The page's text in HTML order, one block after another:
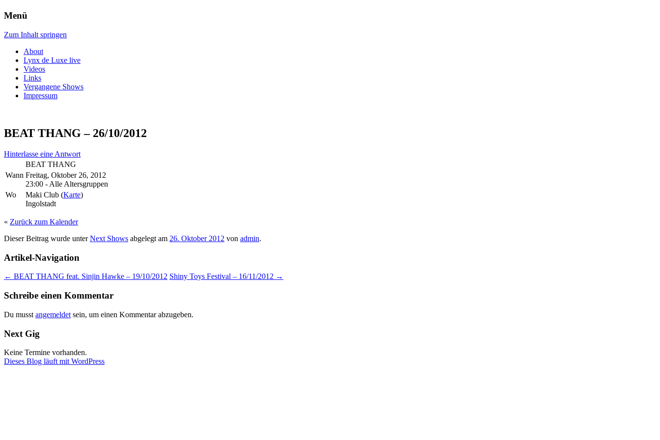
Menü
Zum Inhalt springen
About
Lynx de Luxe live
Videos
Links
Vergangene Shows
Impressum
BEAT THANG – 26/10/2012
Hinterlasse eine Antwort
BEAT THANG
Wann Freitag, Oktober 26, 2012
23:00 - Alle Altersgruppen
Wo
Maki Club (Karte)
Ingolstadt
« Zurück zum Kalender
Dieser Beitrag wurde unterNext Shows abgelegt am 26. Oktober 2012 von admin.
Artikel-Navigation
← BEAT THANG feat. Sinjin Hawke – 19/10/2012 Shiny Toys Festival – 16/11/2012 →
Schreibe einen Kommentar
Du musst angemeldet sein, um einen Kommentar abzugeben.
Next Gig
Keine Termine vorhanden.
Dieses Blog läuft mit WordPress